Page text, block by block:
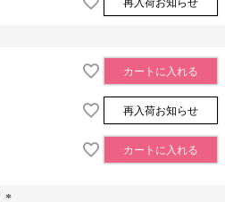
再入荷お知らせ
カートに入れる
再入荷お知らせ
カートに入れる